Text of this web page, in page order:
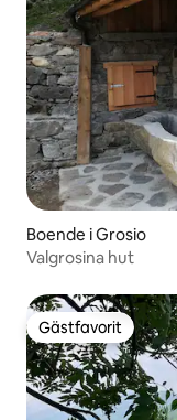
Boende i Grosio
Valgrosina hut
Gästfavorit
Gästfavorit